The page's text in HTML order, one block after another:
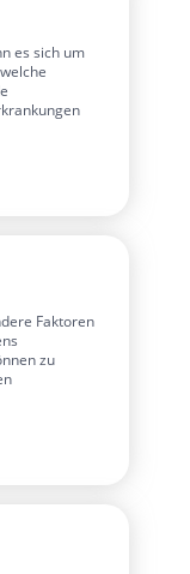
es sich um
Faktoren
zu